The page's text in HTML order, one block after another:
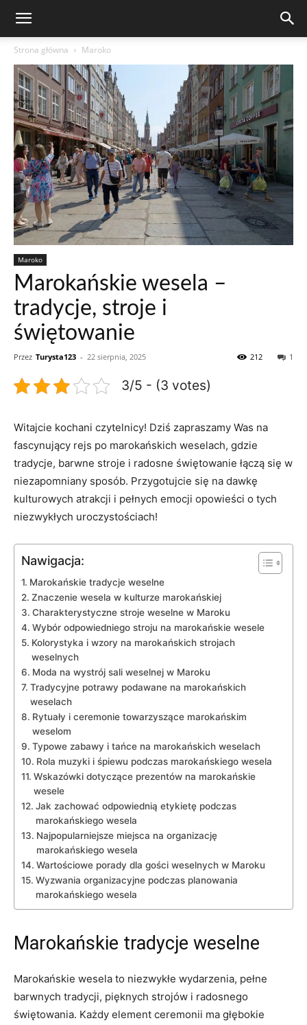
Strona główna Maroko
Maroko
Marokańskie wesela –
tradycje, stroje i
świętowanie
Przez Turysta123 - 22 sierpnia, 2025 1
212
3/5 - (3 votes)
Witajcie kochani‍ czytelnicy! Dziś zapraszamy Was na
fascynujący rejs po marokańskich weselach, gdzie
tradycje, barwne ⁢stroje i radosne świętowanie łączą się w
niezapomniany sposób. ⁢Przygotujcie​ się na dawkę
kulturowych atrakcji i pełnych ⁢emocji opowieści o ⁢tych ​
niezwykłych uroczystościach!
Nawigacja:
Marokańskie tradycje weselne
Znaczenie wesela w kulturze marokańskiej
Charakterystyczne stroje ⁤weselne w Maroku
Wybór ​odpowiedniego stroju ⁤na marokańskie wesele
Kolorystyka i wzory na marokańskich strojach
weselnych
Moda na wystrój sali weselnej w ‍Maroku
Tradycyjne potrawy podawane na marokańskich
‌weselach
Rytuały i ceremonie towarzyszące ⁢marokańskim
⁣weselom
Typowe zabawy i tańce​ na marokańskich weselach
Rola ‌muzyki i śpiewu ⁢podczas marokańskiego‍ wesela
Wskazówki dotyczące prezentów na marokańskie⁤
wesele
Jak zachować odpowiednią etykietę podczas
marokańskiego wesela
Najpopularniejsze miejsca na organizację
marokańskiego wesela
Wartościowe porady dla gości weselnych w Maroku
Wyzwania organizacyjne podczas planowania
marokańskiego wesela
Marokańskie tradycje weselne
Marokańskie wesela to niezwykłe wydarzenia, pełne
barwnych tradycji, ‍pięknych strojów i radosnego
świętowania. Każdy element ceremonii ma głębokie⁤